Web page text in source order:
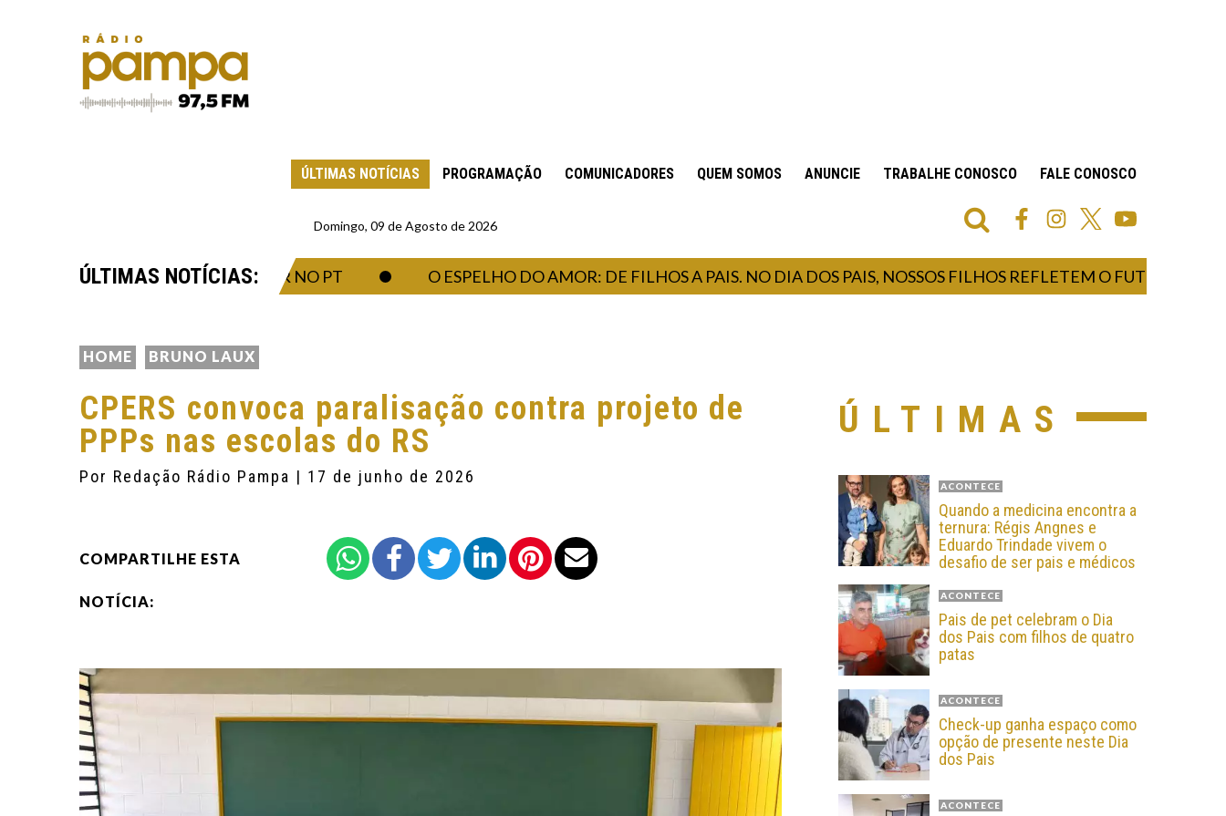
ÚLTIMAS NOTÍCIAS PROGRAMAÇÃO COMUNICADORES QUEM SOMOS ANUNCIE TRABALHE CONOSCO FALE CONOSCO
Domingo, 09 de Agosto de 2026
ÚLTIMAS NOTÍCIAS:
TEVE AVAL PARA TRABALHAR NO PT O ESPELHO DO AMOR: DE FILHOS A PAIS. NO DIA DOS PAIS, NOSSOS FILHOS REFLETEM O FUTURO E NOS
HOME BRUNO LAUX
CPERS convoca paralisação contra projeto de
PPPs nas escolas do RS
Por Redação Rádio Pampa | 17 de junho de 2026
COMPARTILHE ESTA
NOTÍCIA:
ÚLTIMAS
ACONTECE
Quando a medicina encontra a
ternura: Régis Angnes e
Eduardo Trindade vivem o
desafio de ser pais e médicos
ACONTECE
Pais de pet celebram o Dia
dos Pais com filhos de quatro
patas
ACONTECE
Check-up ganha espaço como
opção de presente neste Dia
dos Pais
ACONTECE